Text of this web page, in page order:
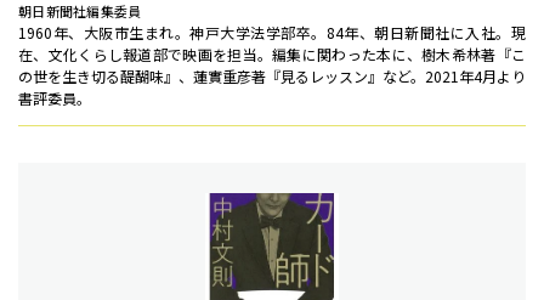
朝日新聞社編集委員
1960年、大阪市生まれ。神戸大学法学部卒。84年、朝日新聞社に入社。現
在、文化くらし報道部で映画を担当。編集に関わった本に、樹木希林著『こ
の世を生き切る醍醐味』、蓮實重彦著『見るレッスン』など。2021年4月より
書評委員。